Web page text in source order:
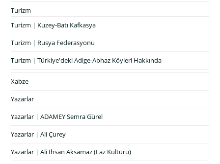
Turizm
Turizm | Kuzey-Batı Kafkasya
Turizm | Rusya Federasyonu
Turizm | Türkiye'deki Adige-Abhaz Köyleri Hakkında
Xabze
Yazarlar
Yazarlar | ADAMEY Semra Gürel
Yazarlar | Ali Çurey
Yazarlar | Ali İhsan Aksamaz (Laz Kültürü)